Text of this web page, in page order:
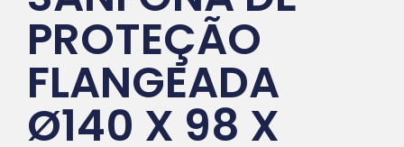
PROTEÇÃO
FLANGEADA
Ø140 X 98 X